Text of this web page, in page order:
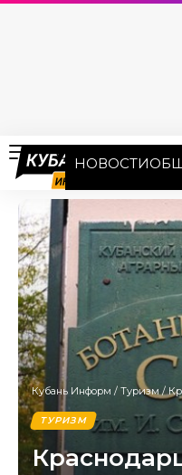
НОВОСТИ
Кубань Информ / Туризм/
ТУРИЗМ